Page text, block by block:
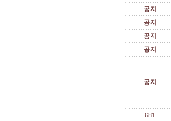
공지
공지
공지
공지
공지
681